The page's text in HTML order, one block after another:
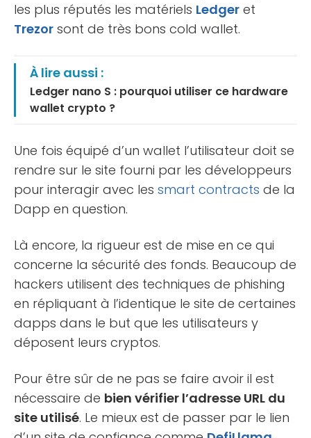
les plus réputés les matériels Ledger et
Trezor sont de très bons cold wallet.
À lire aussi :
Ledger nano S : pourquoi utiliser ce hardware
wallet crypto ?
Une fois équipé d’un wallet l’utilisateur doit se
rendre sur le site fourni par les développeurs
pour interagir avec les smart contracts de la
Dapp en question.
Là encore, la rigueur est de mise en ce qui
concerne la sécurité des fonds. Beaucoup de
hackers utilisent des techniques de phishing
en répliquant à l’identique le site de certaines
dapps dans le but que les utilisateurs y
déposent leurs cryptos.
Pour être sûr de ne pas se faire avoir il est
nécessaire de bien vérifier l’adresse URL du
site utilisé. Le mieux est de passer par le lien